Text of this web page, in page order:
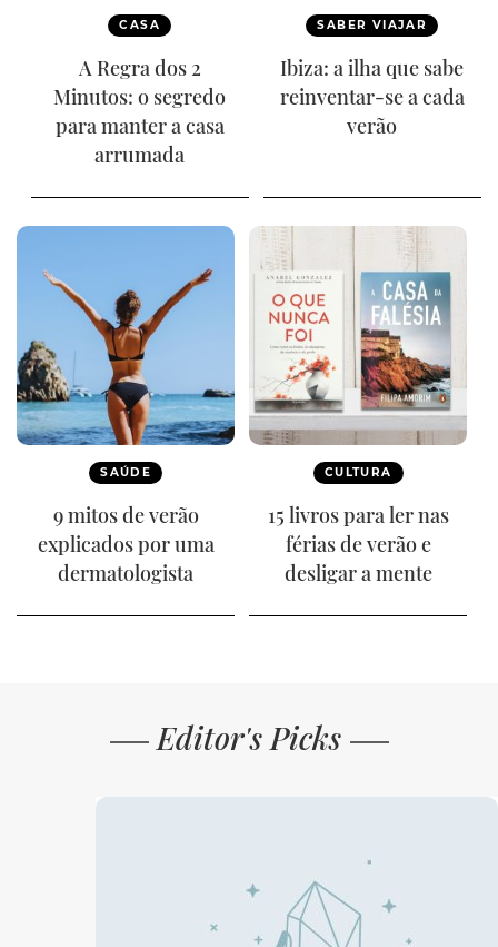
CASA
A Regra dos 2
Minutos: o segredo
para manter a casa
arrumada
SABER VIAJAR
Ibiza: a ilha que sabe
reinventar-se a cada
verão
SAÚDE
9 mitos de verão
explicados por uma
dermatologista
CULTURA
15 livros para ler nas
férias de verão e
desligar a mente
Editor's Picks